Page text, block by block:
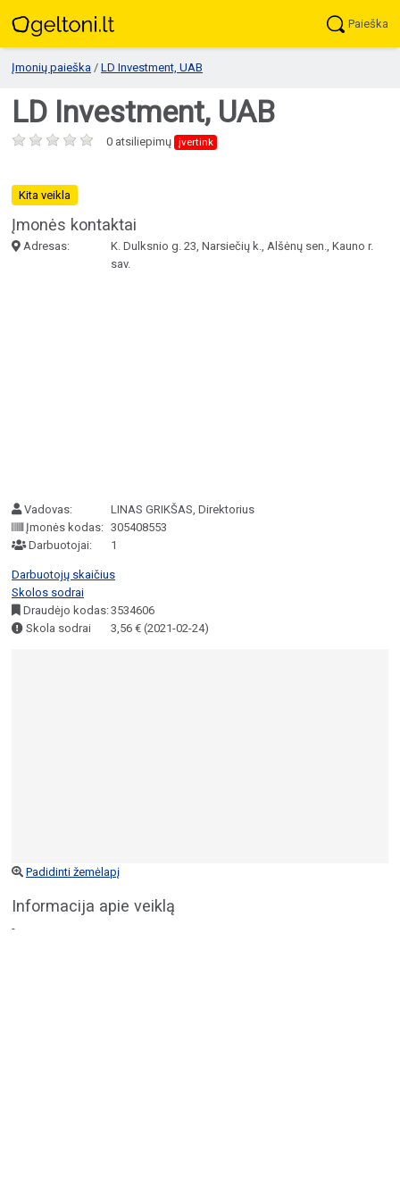
Paieška
Įmonių paieška / LD Investment, UAB
LD Investment, UAB
0 atsiliepimų įvertink
Kita veikla
Įmonės kontaktai
Adresas:
K. Dulksnio g. 23, Narsiečių k., Alšėnų sen., Kauno r.
sav.
Vadovas:
LINAS GRIKŠAS, Direktorius
Įmonės kodas: 305408553
Darbuotojai:
1
Darbuotojų skaičius
Skolos sodrai
Draudėjo kodas:3534606
Skola sodrai
3,56 € (2021-02-24)
Padidinti žemėlapį
Informacija apie veiklą
-